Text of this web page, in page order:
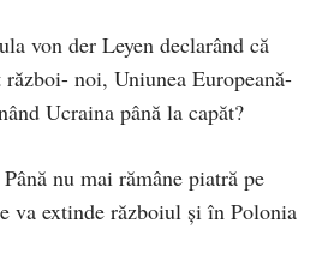
von der Leyen declarând că
noi, Uniunea Europeană-
Ucraina până la capăt?
nu mai rămâne piatră pe
va extinde războiul și în Polonia